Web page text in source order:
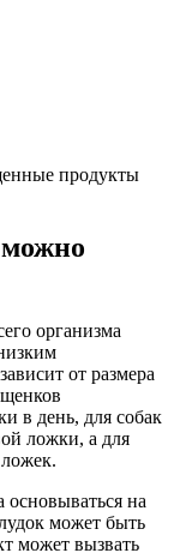
продукты
можно
организма
от размера
в день, для собак
ложки, а для
основываться на
может быть
может вызвать